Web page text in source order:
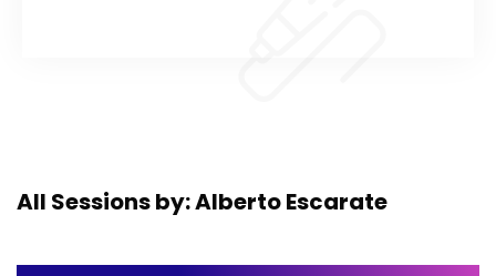
All Sessions by: Alberto Escarate